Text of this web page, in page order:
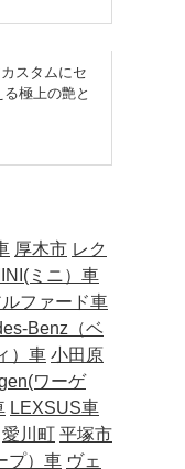
スタムにセ
極上の艶と
厚木市 レク
ミニ）車
ルファード車
Benz（ベ
）車 小田原
ワーゲ
LEXSUS車
愛川町 平塚市
プ）車 ヴェ